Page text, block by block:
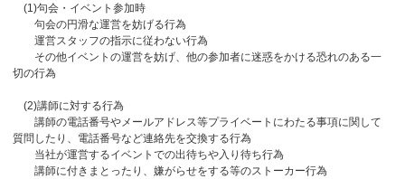
(1)句会・イベント参加時
句会の円滑な運営を妨げる行為
運営スタッフの指示に従わない行為
その他イベントの運営を妨げ、他の参加者に迷惑をかける恐れのある一
切の行為
(2)講師に対する行為
講師の電話番号やメールアドレス等プライベートにわたる事項に関して
質問したり、電話番号など連絡先を交換する行為
当社が運営するイベントでの出待ちや入り待ち行為
講師に付きまとったり、嫌がらせをする等のストーカー行為